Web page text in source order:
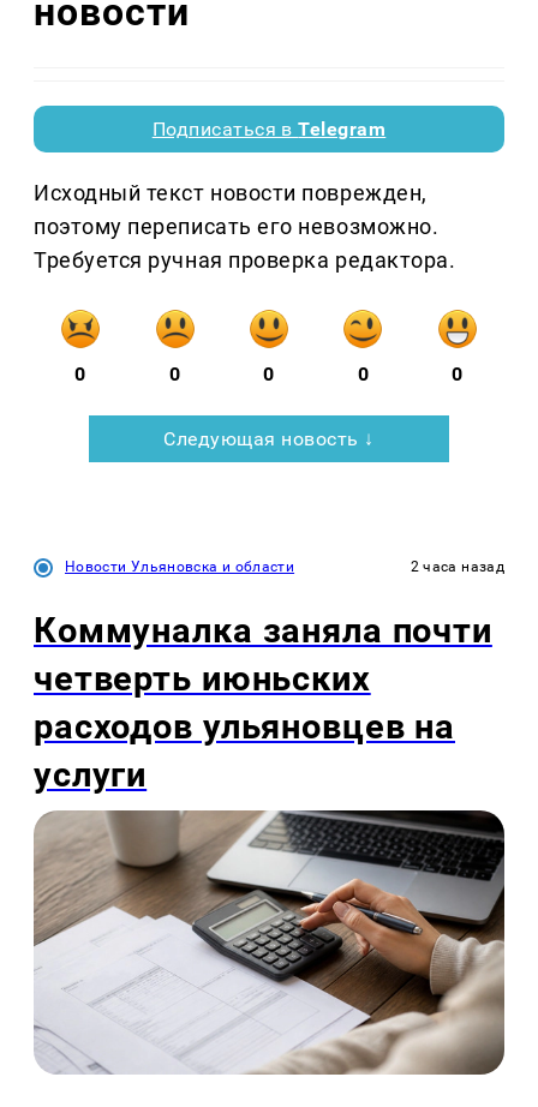
новости
Подписаться вTelegram
Исходный текст новости поврежден,
поэтому переписать его невозможно.
Требуется ручная проверка редактора.
0 0 0 0 0
Следующая новость ↓
Новости Ульяновска и области 2 часа назад
Коммуналка заняла почти
четверть июньских
расходов ульяновцев на
услуги